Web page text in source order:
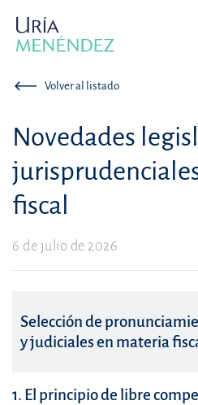
Volver al listado
Novedades
fiscal
6 de julio de 2026
Selección de
y judiciales en materia
1. El principio de libre